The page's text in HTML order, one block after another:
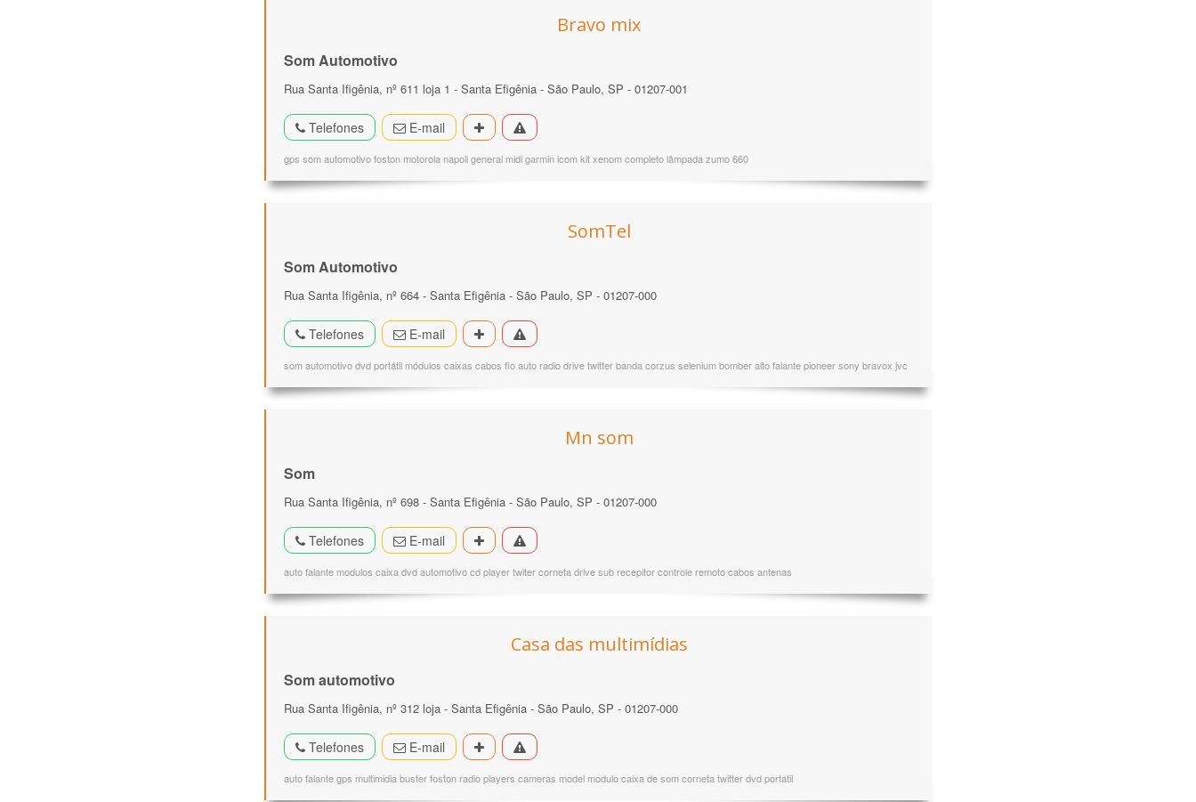
Bravo mix
Som Automotivo
Rua Santa Ifigênia, nº 611 loja 1 - Santa Efigênia - São Paulo, SP - 01207-001
Telefones E-mail
gps som automotivo foston motorola napoli general midi garmin icom kit xenom completo lâmpada zumo 660
SomTel
Som Automotivo
Rua Santa Ifigênia, nº 664 - Santa Efigênia - São Paulo, SP - 01207-000
Telefones E-mail
som automotivo dvd portátil módulos caixas cabos fio auto radio drive twitter banda corzus selenium bomber alto falante pioneer sony bravox jvc
Mn som
Som
Rua Santa Ifigênia, nº 698 - Santa Efigênia - São Paulo, SP - 01207-000
Telefones E-mail
auto falante modulos caixa dvd automotivo cd player twiter corneta drive sub recepitor controle remoto cabos antenas
Casa das multimídias
Som automotivo
Rua Santa Ifigênia, nº 312 loja - Santa Efigênia - São Paulo, SP - 01207-000
Telefones E-mail
auto falante gps multimidia buster foston radio players cameras model modulo caixa de som corneta twitter dvd portatil